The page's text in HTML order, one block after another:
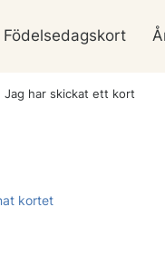
Födelsedagskort
Jag har skickat ett kort
kortet